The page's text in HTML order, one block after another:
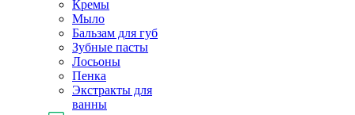
Кремы
Мыло
Бальзам для губ
Зубные пасты
Лосьоны
Пенка
Экстракты для
ванны